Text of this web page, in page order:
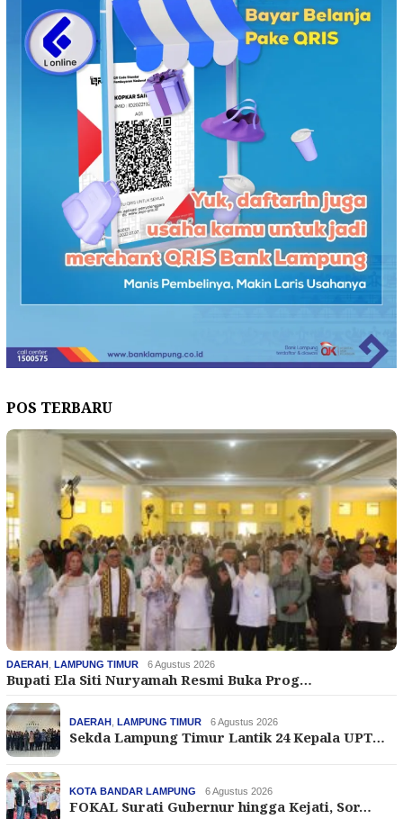
POS TERBARU
DAERAH LAMPUNG TIMUR 6 Agustus 2026
Bupati Ela Siti Nuryamah Resmi Buka Prog…
DAERAH LAMPUNG TIMUR 6 Agustus 2026
Sekda Lampung Timur Lantik 24 Kepala UPT…
KOTA BANDAR LAMPUNG 6 Agustus 2026
FOKAL Surati Gubernur hingga Kejati, Sor…